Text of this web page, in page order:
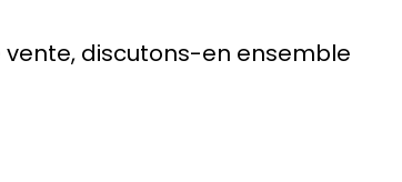
discutons-en ensemble